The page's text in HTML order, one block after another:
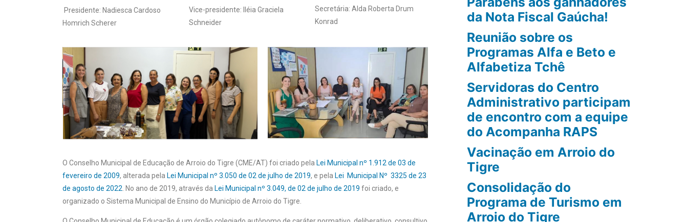
Presidente: Nadiesca Cardoso
Homrich Scherer
Vice-presidente: Iléia Graciela
Schneider
Secretária: Alda Roberta Drum
Konrad
O Conselho Municipal de Educação de Arroio do Tigre (CME/AT) foi criado pela Lei Municipal nº 1.912 de 03 de
fevereiro de 2009, alterada pela Lei Municipal nº 3.050 de 02 de julho de 2019, e pela Lei Municipal Nº 3325 de 23
de agosto de 2022 . No ano de 2019, através da Lei Municipal nº 3.049, de 02 de julho de 2019 foi criado, e
organizado o Sistema Municipal de Ensino do Município de Arroio do Tigre.
da Nota Fiscal Gaúcha!
Reunião sobre os
Programas Alfa e Beto e
Alfabetiza Tchê
Servidoras do Centro
Administrativo participam
de encontro com a equipe
do Acompanha RAPS
Vacinação em Arroio do
Tigre
Consolidação do
Programa de Turismo em
Arroio do Tigre